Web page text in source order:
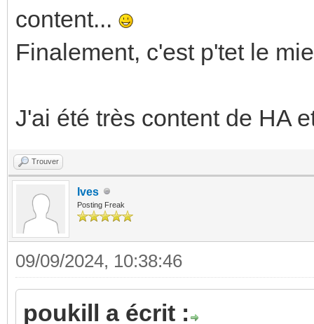
content...
Finalement, c'est p'tet le
J'ai été très content de HA
Trouver
Ives
Posting Freak
09/09/2024, 10:38:46
poukill a écrit :